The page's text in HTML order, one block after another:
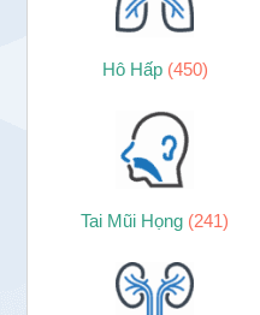
Hô Hấp (450)
Tai Mũi Họng (241)